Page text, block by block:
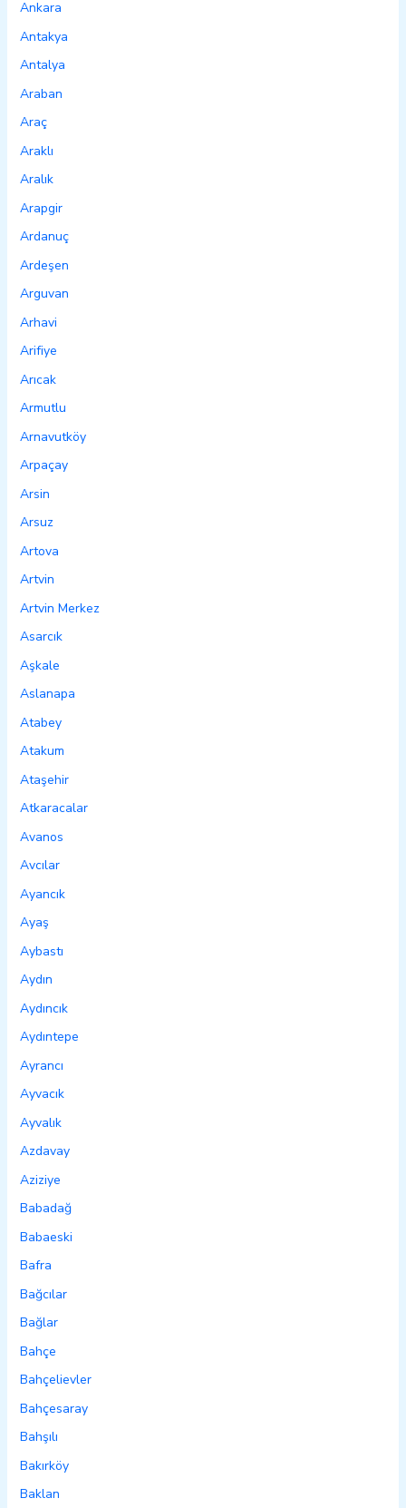
Ankara
Antakya
Antalya
Araban
Araç
Araklı
Aralık
Arapgir
Ardanuç
Ardeşen
Arguvan
Arhavi
Arifiye
Arıcak
Armutlu
Arnavutköy
Arpaçay
Arsin
Arsuz
Artova
Artvin
Artvin Merkez
Asarcık
Aşkale
Aslanapa
Atabey
Atakum
Ataşehir
Atkaracalar
Avanos
Avcılar
Ayancık
Ayaş
Aybastı
Aydın
Aydıncık
Aydıntepe
Ayrancı
Ayvacık
Ayvalık
Azdavay
Aziziye
Babadağ
Babaeski
Bafra
Bağcılar
Bağlar
Bahçe
Bahçelievler
Bahçesaray
Bahşılı
Bakırköy
Baklan